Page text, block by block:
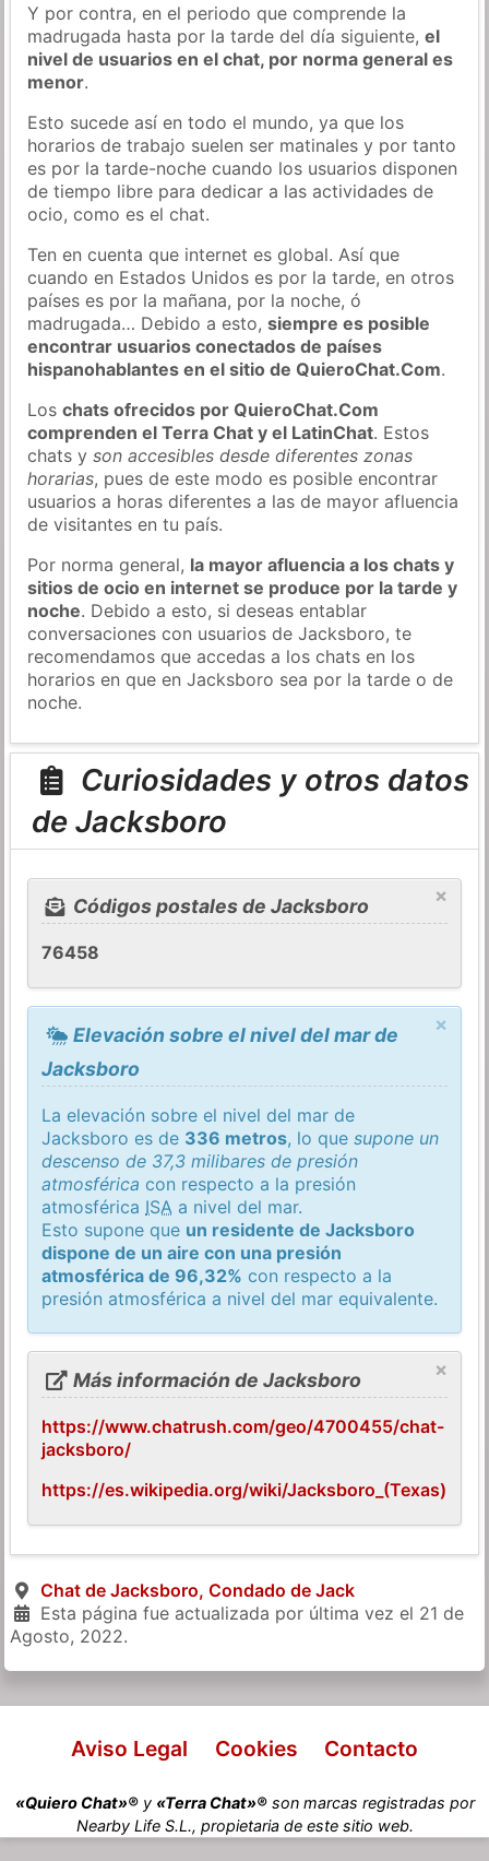
Y por contra, en el periodo que comprende la
madrugada hasta por la tarde del día siguiente,el
nivel de usuarios en el chat, por norma general es
menor.
Esto sucede así en todo el mundo, ya que los
horarios de trabajo suelen ser matinales y por tanto
es por la tarde-noche cuando los usuarios disponen
de tiempo libre para dedicar a las actividades de
ocio, como es el chat.
Ten en cuenta que internet es global. Así que
cuando en Estados Unidos es por la tarde, en otros
países es por la mañana, por la noche, ó
madrugada… Debido a esto,siempre es posible
encontrar usuarios conectados de países
hispanohablantes en el sitio de QuieroChat.Com.
Loschats ofrecidos por QuieroChat.Com
comprenden el Terra Chat y el LatinChat. Estos
chats yson accesibles desde diferentes zonas
horarias, pues de este modo es posible encontrar
usuarios a horas diferentes a las de mayor afluencia
de visitantes en tu país.
Por norma general, la mayor afluencia a los chats y
sitios de ocio en internet se produce por la tarde y
noche. Debido a esto, si deseas entablar
conversaciones con usuarios de Jacksboro, te
recomendamos que accedas a los chats en los
horarios en que en Jacksboro sea por la tarde o de
noche.
Curiosidades y otros datos
de Jacksboro
×
Códigos postales de Jacksboro
76458
×
Elevación sobre el nivel del mar de
Jacksboro
La elevación sobre el nivel del mar de
Jacksboro es de 336 metros, lo quesupone un
descenso de 37,3 milibares de presión
atmosférica con respecto a la presión
atmosférica ISA a nivel del mar.
Esto supone que un residente de Jacksboro
dispone de un aire con una presión
atmosférica de 96,32% con respecto a la
presión atmosférica a nivel del mar equivalente.
×
Más información de Jacksboro
https://www.chatrush.com/geo/4700455/chat-
jacksboro/
https://es.wikipedia.org/wiki/Jacksboro_(Texas)
Chat de Jacksboro, Condado de Jack
Esta página fue actualizada por última vez el 21 de
Agosto, 2022.
Aviso Legal Cookies Contacto
«Quiero Chat»®y «Terra Chat»®son marcas registradas por
Nearby Life S.L., propietaria de este sitio web.